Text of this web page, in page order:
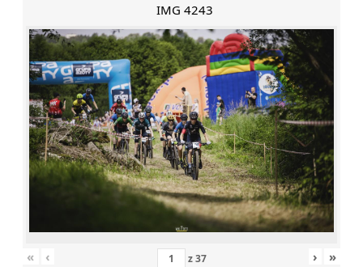
IMG 4243
« ‹ z37 › »